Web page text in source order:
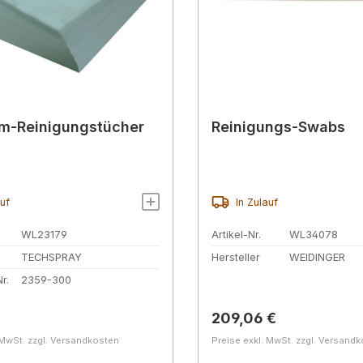
Reinigungstücher
WL23179
TECHSPRAY
2359-300
zzgl. Versandkosten
Reinigungs-Swabs
In Zulauf
Artikel-Nr.
WL34078
Hersteller
WEIDINGER
Regulärer Preis:
209,06 €
Preise exkl. MwSt. zzgl.